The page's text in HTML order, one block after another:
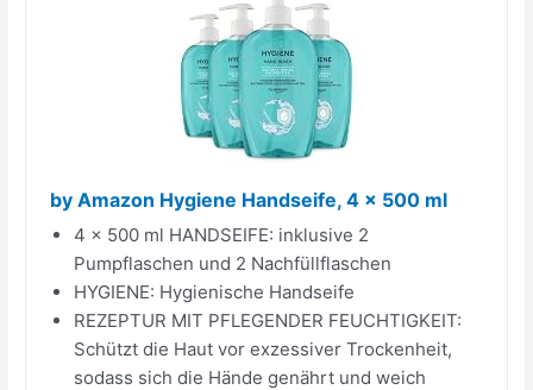
by Amazon Hygiene Handseife, 4 x 500 ml
4 x 500 ml HANDSEIFE: inklusive 2
Pumpflaschen und 2 Nachfüllflaschen
HYGIENE: Hygienische Handseife
REZEPTUR MIT PFLEGENDER FEUCHTIGKEIT:
Schützt die Haut vor exzessiver Trockenheit,
sodass sich die Hände genährt und weich